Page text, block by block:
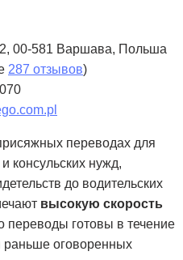
2, 00-581 Варшава, Польша
287 отзывов)
переводах для
консульских нужд,
до водительских
высокую скорость
переводы готовы в течение
раньше оговоренных